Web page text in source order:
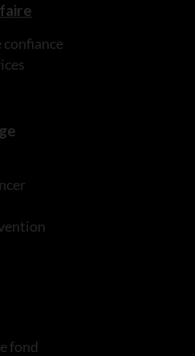
confiance
fond